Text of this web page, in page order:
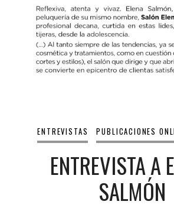
ENTREVISTAS PUBLICACIONES
ENTREVISTA A
SALMÓN